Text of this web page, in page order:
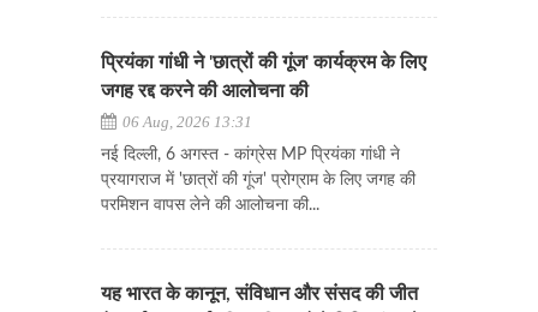
प्रियंका गांधी ने 'छात्रों की गूंज' कार्यक्रम के लिए
जगह रद्द करने की आलोचना की
06 Aug, 2026 13:31
नई दिल्ली, 6 अगस्त - कांग्रेस MP प्रियंका गांधी ने
प्रयागराज में 'छात्रों की गूंज' प्रोग्राम के लिए जगह की
परमिशन वापस लेने की आलोचना की...
यह भारत के कानून, संविधान और संसद की जीत